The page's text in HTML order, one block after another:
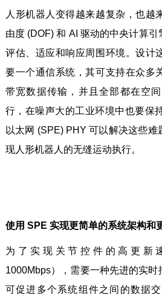
人形机器人变得越来越复杂，也越
由度 (DOF) 和 AI 驱动的中央计算
评估、适应和响应周围环境。设计
要一个通信系统，其可支持在众多
带宽数据传输，并且全部都在空
行，在噪声大的工业环境中也要保
以太网 (SPE) PHY 可以解决这些
现人形机器人的无缝运动执行。
使用 SPE 实现更简单的系统架构和
为了实现关节控件的高更新
1000Mbps），需要一种先进的实
可促进多个系统组件之间的数据